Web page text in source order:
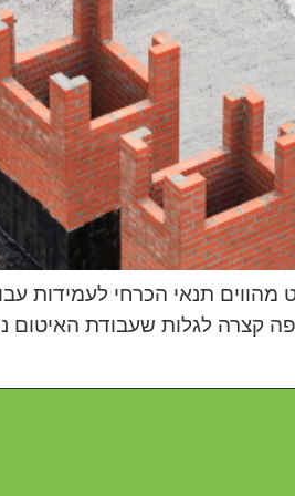
תנאי הכרחי לעמידות
קצרה לגלות שעבודת האיטום